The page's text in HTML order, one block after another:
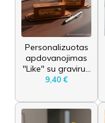
Personalizuotas
apdovanojimas
"Like" su graviru...
9,40 €